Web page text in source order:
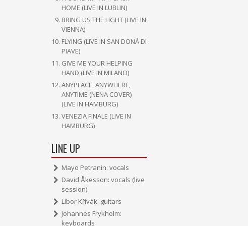
HOME (LIVE IN LUBLIN)
BRING US THE LIGHT (LIVE IN
VIENNA)
FLYING (LIVE IN SAN DONÀ DI
PIAVE)
GIVE ME YOUR HELPING
HAND (LIVE IN MILANO)
ANYPLACE, ANYWHERE,
ANYTIME (NENA COVER)
(LIVE IN HAMBURG)
VENEZIA FINALE (LIVE IN
HAMBURG)
LINE UP
Mayo Petranin: vocals
David Åkesson: vocals (live
session)
Libor Křivák: guitars
Johannes Frykholm:
keyboards